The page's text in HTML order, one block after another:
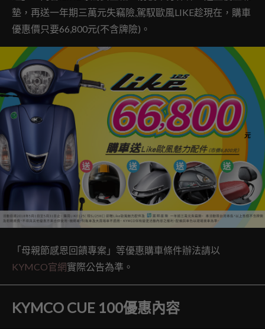
墊，再送一年期三萬元失竊險,駕馭歐風LIKE趁現在，購車
優惠價只要66,800元(不含牌險)。
「母親節感恩回饋專案」等優惠購車條件辦法請以
KYMCO官網實際公告為準。
KYMCO CUE 100優惠內容